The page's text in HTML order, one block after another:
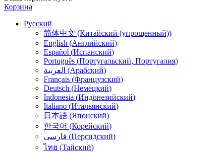
Корзина
Русский
简体中文 (Китайский (упрощенный))
English (Английский)
Español (Испанский)
Português (Португальский, Португалия)
العربية (Арабский)
Français (Французский)
Deutsch (Немецкий)
Indonesia (Индонезийский)
Italiano (Итальянский)
日本語 (Японский)
한국어 (Корейский)
فارسی (Персидский)
ไทย (Тайский)